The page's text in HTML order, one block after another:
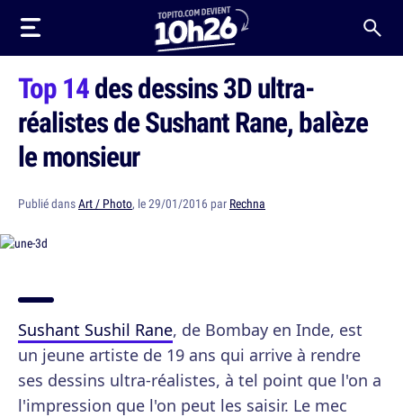
Top 14des dessins 3D ultra-
réalistes de Sushant Rane, balèze
le monsieur
Publié dansArt / Photo, le 29/01/2016 par Rechna
Sushant Sushil Rane, de Bombay en Inde, est
un jeune artiste de 19 ans qui arrive à rendre
ses dessins ultra-réalistes, à tel point que l'on a
l'impression que l'on peut les saisir. Le mec